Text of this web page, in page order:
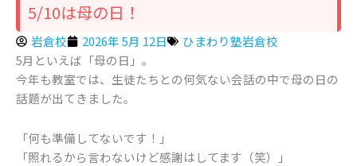
5/10は母の日！
岩倉校 2026年 5月 12日
ひまわり塾岩倉校
5月といえば「母の日」。
今年も教室では、生徒たちとの何気ない会話の中で母の日の
話題が出てきました。
「何も準備してないです！」
「照れるから言わないけど感謝はしてます（笑）」